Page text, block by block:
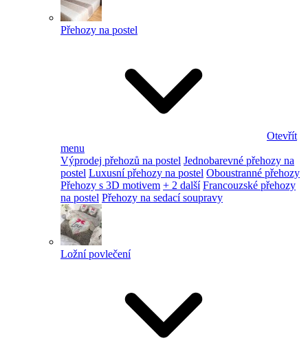
Přehozy na postel
Otevřít
menu
Výprodej přehozů na postel Jednobarevné přehozy na
postel Luxusní přehozy na postel Oboustranné přehozy
Přehozy s 3D motivem + 2 další Francouzské přehozy
na postel Přehozy na sedací soupravy
Ložní povlečení